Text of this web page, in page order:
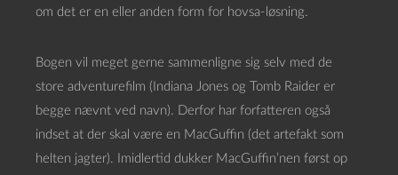
om det er en eller anden form for hovsa-løsning.
Bogen vil meget gerne sammenligne sig selv med de
store adventurefilm (Indiana Jones og Tomb Raider er
begge nævnt ved navn). Derfor har forfatteren også
indset at der skal være en MacGuffin (det artefakt som
helten jagter). Imidlertid dukker MacGuffin’nen først op